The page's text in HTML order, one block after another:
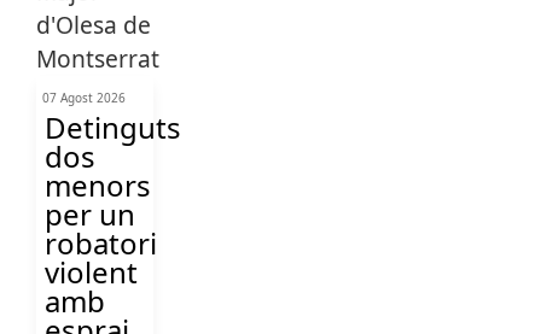
07 Agost 2026
Detinguts
dos
menors
per un
robatori
violent
amb